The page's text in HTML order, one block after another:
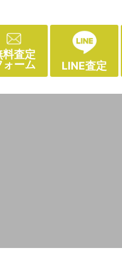
料査定
ォーム
LINE査定